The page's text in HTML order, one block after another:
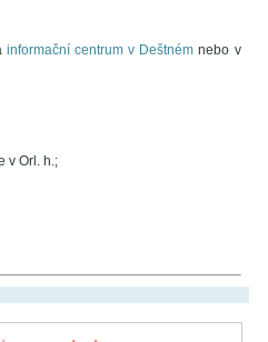
informační centrum v Deštném nebo v
v Orl. h.;